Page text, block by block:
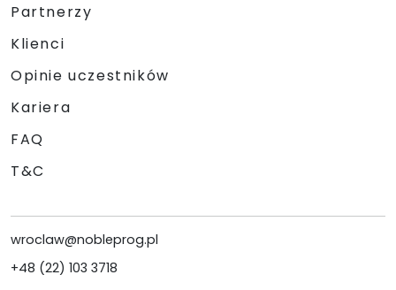
Partnerzy
Klienci
Opinie uczestników
Kariera
FAQ
T&C
wroclaw@nobleprog.pl
+48 (22) 103 3718